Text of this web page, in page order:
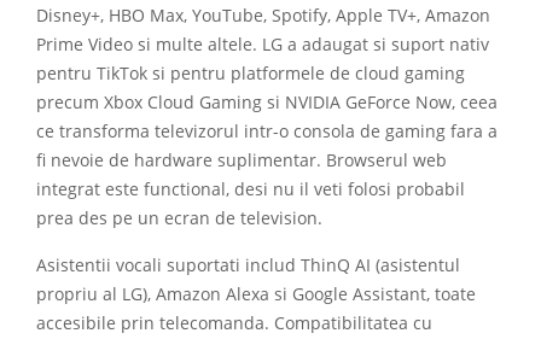
Disney+, HBO Max, YouTube, Spotify, Apple TV+, Amazon
Prime Video si multe altele. LG a adaugat si suport nativ
pentru TikTok si pentru platformele de cloud gaming
precum Xbox Cloud Gaming si NVIDIA GeForce Now, ceea
ce transforma televizorul intr-o consola de gaming fara a
fi nevoie de hardware suplimentar. Browserul web
integrat este functional, desi nu il veti folosi probabil
prea des pe un ecran de television.
Asistentii vocali suportati includ ThinQ AI (asistentul
propriu al LG), Amazon Alexa si Google Assistant, toate
accesibile prin telecomanda. Compatibilitatea cu